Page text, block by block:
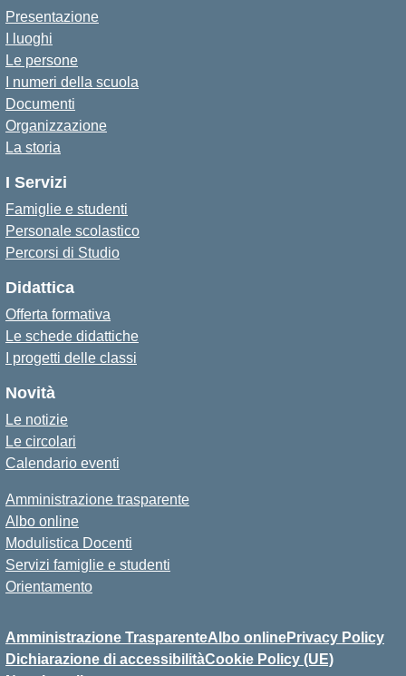
Presentazione
I luoghi
Le persone
I numeri della scuola
Documenti
Organizzazione
La storia
I Servizi
Famiglie e studenti
Personale scolastico
Percorsi di Studio
Didattica
Offerta formativa
Le schede didattiche
I progetti delle classi
Novità
Le notizie
Le circolari
Calendario eventi
Amministrazione trasparente
Albo online
Modulistica Docenti
Servizi famiglie e studenti
Orientamento
Amministrazione TrasparenteAlbo onlinePrivacy Policy
Dichiarazione di accessibilitàCookie Policy (UE)